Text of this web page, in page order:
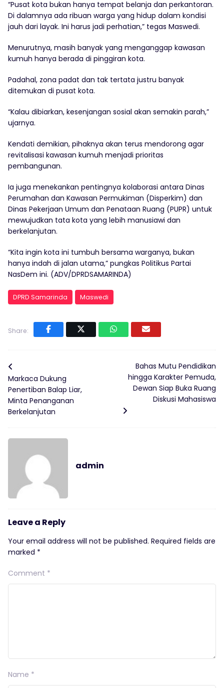
“Pusat kota bukan hanya tempat belanja dan perkantoran.
Di dalamnya ada ribuan warga yang hidup dalam kondisi
jauh dari layak. Ini harus jadi perhatian,” tegas Maswedi.
Menurutnya, masih banyak yang menganggap kawasan
kumuh hanya berada di pinggiran kota.
Padahal, zona padat dan tak tertata justru banyak
ditemukan di pusat kota.
“Kalau dibiarkan, kesenjangan sosial akan semakin parah,”
ujarnya.
Kendati demikian, pihaknya akan terus mendorong agar
revitalisasi kawasan kumuh menjadi prioritas
pembangunan.
Ia juga menekankan pentingnya kolaborasi antara Dinas
Perumahan dan Kawasan Permukiman (Disperkim) dan
Dinas Pekerjaan Umum dan Penataan Ruang (PUPR) untuk
mewujudkan tata kota yang lebih manusiawi dan
berkelanjutan.
“Kita ingin kota ini tumbuh bersama warganya, bukan
hanya indah di jalan utama,” pungkas Politikus Partai
NasDem ini. (ADV/DPRDSAMARINDA)
DPRD Samarinda Maswedi
Share:
Markaca Dukung
Penertiban Balap Liar,
Minta Penanganan
Berkelanjutan
Bahas Mutu Pendidikan
hingga Karakter Pemuda,
Dewan Siap Buka Ruang
Diskusi Mahasiswa
admin
Leave a Reply
Your email address will not be published. Required fields are
marked *
Comment *
Name *